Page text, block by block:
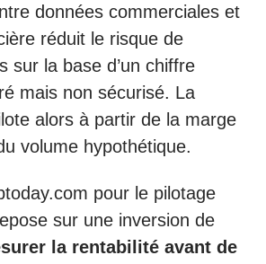
données commerciales et
réduit le risque de
sur la base d’un chiffre
mais non sécurisé. La
alors à partir de la marge
volume hypothétique.
pour le pilotage
sur une inversion de
la rentabilité avant de